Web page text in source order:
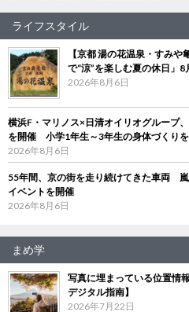
ライフスタイル
【京都 湯の花温泉・すみ
で“涼”を楽しむ夏の休日」8
2026年8月6日
横浜F・マリノス×日清オイリオグループ
を開催 小学1年生～3年生の身体づくり
2026年8月6日
55年間、京の街を走り続けてきた車両
イベントを開催
2026年8月6日
まめ学
写真に埋まっている位置情
デジタル指南】
2026年7月22日